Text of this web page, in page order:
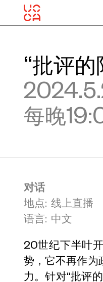
“批评的
每晚
对话
地点: 线上直播
语言: 中文
20世纪下半叶
势，它不再作为
力。针对“批评